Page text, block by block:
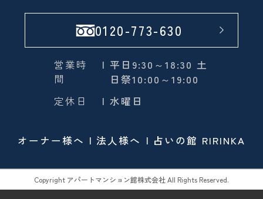
0120-773-630
営業時
間
| 平日9:30～18:30 土
日祭10:00～19:00
定休日
| 水曜日
オーナー様へ 法人様へ 占いの館 RIRINKA
Copyright アパートマンション館株式会社 All Rights Reserved.